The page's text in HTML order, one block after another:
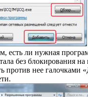
есть ли нужная
без блокирования на
против нее галочками